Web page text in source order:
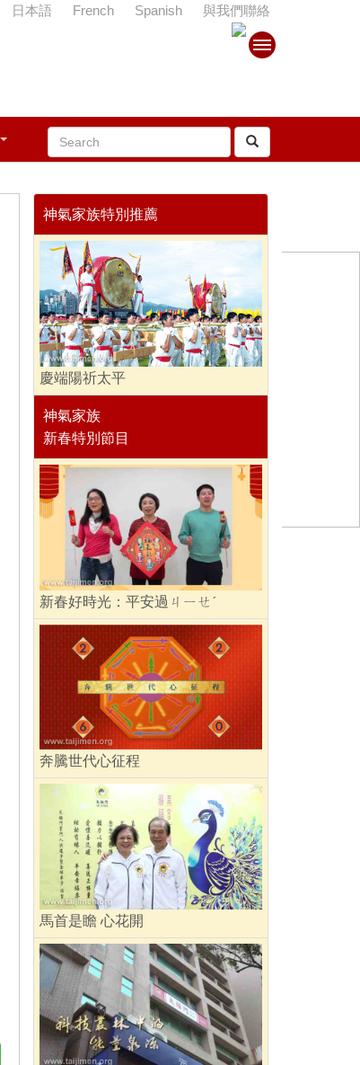
日本語 French Spanish 與我們聯絡
神氣家族特別推薦
慶端陽祈太平
神氣家族
新春特別節目
新春好時光：平安過ㄐㄧㄝˊ
奔騰世代心征程
馬首是瞻 心花開